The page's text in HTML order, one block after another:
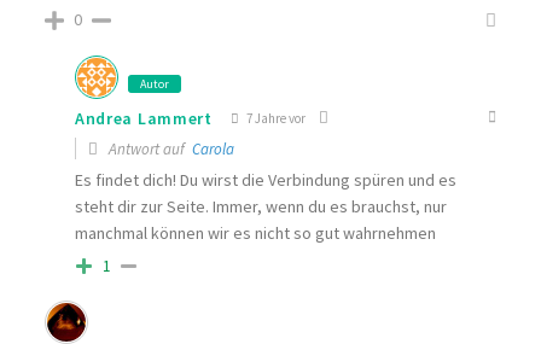
0
Autor
Andrea Lammert 7 Jahre vor
Antwort auf Carola
Es findet dich! Du wirst die Verbindung spüren und es
steht dir zur Seite. Immer, wenn du es brauchst, nur
manchmal können wir es nicht so gut wahrnehmen
1